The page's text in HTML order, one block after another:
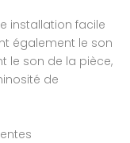
installation facile
également le son
le son de la pièce,
de